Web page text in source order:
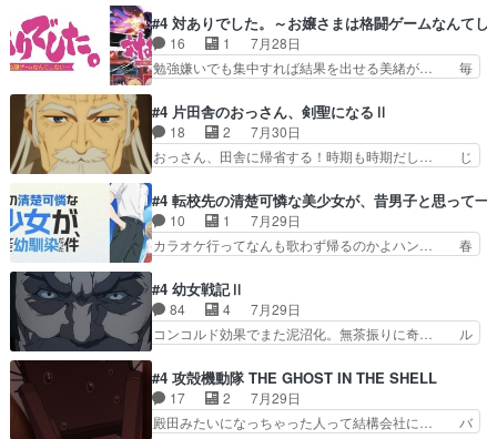
系列が4話と入れ替わってるのね… こんなデカイ
のどうやって運ぶんだよ！？姉… ダラさん、人型
形態にもなれるんか!?w髪…
国の奴らも馬鹿が多いが、夜の国も同じ… ご視聴
ありがとうございました来週もよろし… 握った◯
治郎（中の人的に）仲間であるプレ… ヨコヤの頭
の回転の速さと人間の心理を利用… 夜の国のヨコ
で夜の国の独裁支配を強化、… やはりヨコヤいい
ですね。昼の国が勝てる流… 役で出演いたしまし
た。次回も緊張が止まり…
#4 対ありでした。～お嬢さまは格闘ゲームなんてし
16 1
7月28日
勉強嫌いでも集中すれば結果を出せる美緒が… 毎
なゲームも相手が強すぎるとやる気無く… テー
マ：テスト勉強と大会感想は、美緒がテ… すげー
ーーーーーーーー良い……。女性声優… 深夜の格
ゲー対戦よりテストの方がよっぽど… 真剣に授業
ストに向けて勉強会！美緒ちゃ… 受験勉強と戦闘
の2択なら戦闘を選ぶ娘w美… 勉強嫌いでバトル
を選ぶって、ひぐらしの沙…
#4 片田舎のおっさん、剣聖になるⅡ
18 2
7月30日
おっさん、田舎に帰省する！時期も時期だし… じ
れない爺さんには夢が詰まってると思う… クル
ニ、ヘンブリッツ、ミュイと一緒におっ… 帰省、
お供ヒロインはクルニ。順番的には確… 父親から
手紙が来た。サーベルボアの退治の… ここでヘン
家に帰ることに・ベリルはミュ… おっさんの親と
なるとお爺ちゃんだよね孫扱… ・ベリル、実家に
帰ることに・ベリルはミュ…
#4 転校先の清楚可憐な美少女が、昔男子と思って一
10 1
7月29日
カラオケ行ってなんも歌わず帰るのかよハン… 春
やらあの女優さんが春希のお母さんのよ… 春希ち
ゃん姫ちゃんに野菜の子も凄え可愛い… 隼人くん
のスマホを買いに行ってたけど完全… 第４話を
U-NEXTで視聴しました。視聴… スマホを買うた
見始めてたけどなんだかん… いきなりシリアス展
開ぶち込んでくるじゃん… 春希の家庭事情は複
雑。食事とか隼人が親身…
#4 幼女戦記Ⅱ
84 4
7月29日
コンコルド効果でまた泥沼化。無茶振りに奇… ル
グを更新しました!!宜しければ、是非… 計画通り
にはいかないね笑やり遂げた(ほぼ… 今回もター
ニャに不都合なことがあったりし… 白髪の男性が
語った家族を失った喪無感が、… 連邦に対して有
#4 攻殻機動隊 THE GHOST IN THE SHELL
17 2
7月29日
殿田みたいになっちゃった人って結構会社に… バ